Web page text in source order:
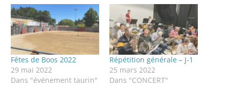
Fêtes de Boos 2022
29 mai 2022
Dans "événement taurin"
Répétition générale – J-1
25 mars 2022
Dans "CONCERT"